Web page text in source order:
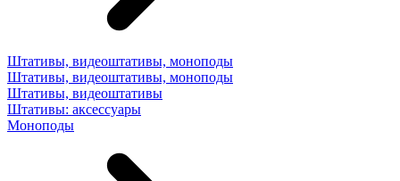
Штативы, видеоштативы, моноподы
Штативы, видеоштативы, моноподы
Штативы, видеоштативы
Штативы: аксессуары
Моноподы